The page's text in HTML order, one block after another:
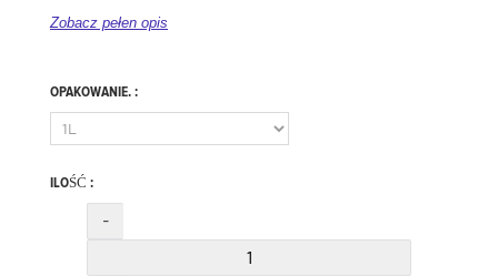
Zobacz pełen opis
OPAKOWANIE. :
ILOŚĆ :
-